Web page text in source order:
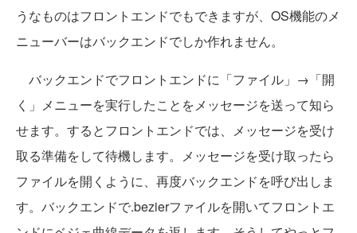
うなものはフロントエンドでもできますが、OS機能のメ
ニューバーはバックエンドでしか作れません。
バックエンドでフロントエンドに「ファイル」→「開
く」メニューを実行したことをメッセージを送って知ら
せます。するとフロントエンドでは、メッセージを受け
取る準備をして待機します。メッセージを受け取ったら
ファイルを開くように、再度バックエンドを呼び出しま
す。バックエンドで.bezierファイルを開いてフロントエ